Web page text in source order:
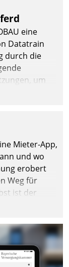
eine
Datatrain
durch die
um
weitere
Mieter-App,
und wo
erobert
Weg für
ist der